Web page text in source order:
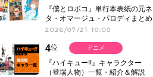
『僕とロボコ』単行本表紙の元ネ
タ・オマージュ・パロディまとめ
2026/07/21 10:00
4位
『ハイキュー!!』キャラクター
（登場人物）一覧・紹介＆解説
アニメ